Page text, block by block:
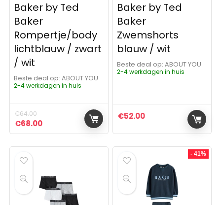
Baker by Ted
Baker
Rompertje/body
lichtblauw / zwart
/ wit
Beste deal op:
ABOUT YOU
2-4 werkdagen in huis
€64.00
Oorspronkelijke prijs was: €64.00.
€68.00Huidige prijs is: €68.00.
Baker by Ted
Baker
Zwemshorts
blauw / wit
Beste deal op:
ABOUT YOU
2-4 werkdagen in huis
€52.00
- 41%